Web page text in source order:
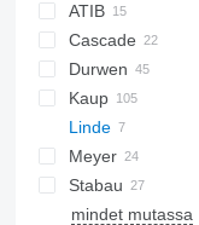
ATIB
AZ
Cascade
DP
GP
Durwen
DPK
RZV
ZVP
3800
Kaup
580
Linde
H-series
H 20
Meyer
Stabau
S8
mindet mutassa